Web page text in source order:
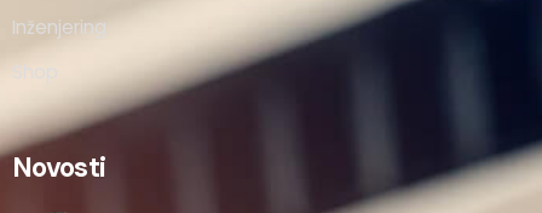
Inženjering
Shop
Novosti